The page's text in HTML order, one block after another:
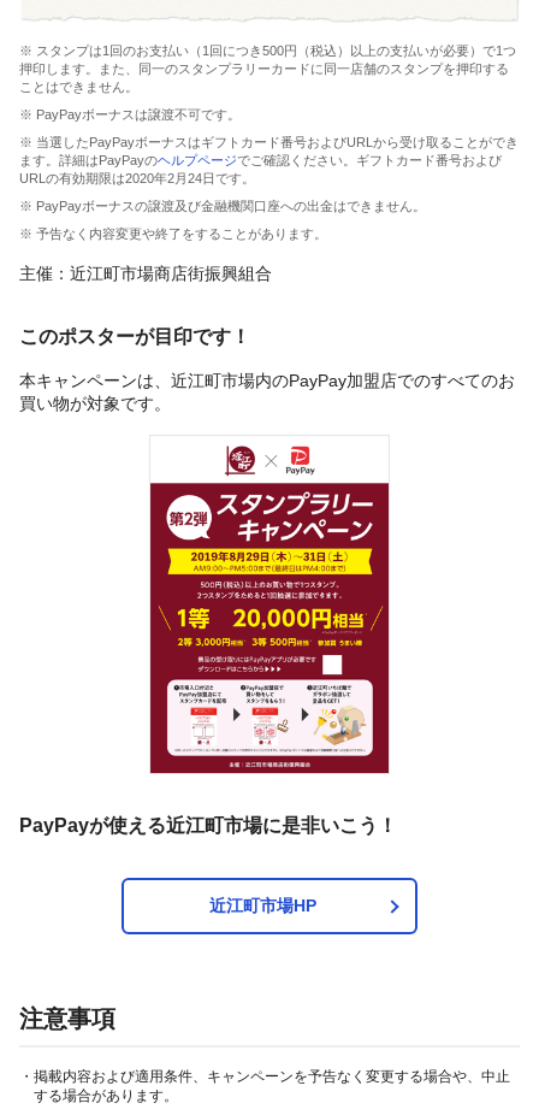
※ スタンプは1回のお支払い（1回につき500円（税込）以上の支払いが必要）で1つ
押印します。また、同一のスタンプラリーカードに同一店舗のスタンプを押印する
ことはできません。
※ PayPayボーナスは譲渡不可です。
※ 当選したPayPayボーナスはギフトカード番号およびURLから受け取ることができ
ます。詳細はPayPayのヘルプページでご確認ください。ギフトカード番号および
URLの有効期限は2020年2月24日です。
※ PayPayボーナスの譲渡及び金融機関口座への出金はできません。
※ 予告なく内容変更や終了をすることがあります。
主催：近江町市場商店街振興組合
このポスターが目印です！
本キャンペーンは、近江町市場内のPayPay加盟店でのすべてのお
買い物が対象です。
PayPayが使える近江町市場に是非いこう！
近江町市場HP
注意事項
・掲載内容および適用条件、キャンペーンを予告なく変更する場合や、中止
する場合があります。